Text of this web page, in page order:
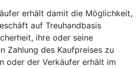
erhält damit die Möglichkeit,
auf Treuhandbasis
ihre oder seine
Zahlung des Kaufpreises zu
oder der Verkäufer erhält im